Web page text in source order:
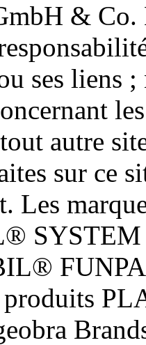
& Co.
ses liens ;
autre
sur ce
Les
produits